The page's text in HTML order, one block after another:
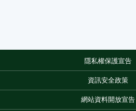
隱私權保護宣告
資訊安全政策
網站資料開放宣告